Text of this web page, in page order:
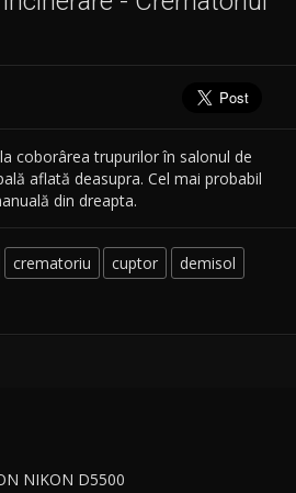
coborârea trupurilor în salonul de
aflată deasupra. Cel mai probabil
din dreapta.
crematoriu cuptor
demisol
NIKON D5500